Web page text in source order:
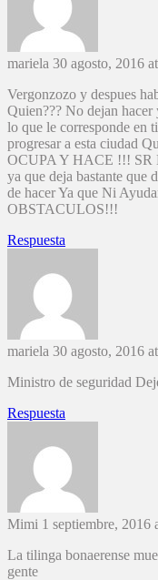
mariela 30 agosto, 2016
Vergonzozo y despues
Quien??? No dejan
lo que le corresponde en
progresar a esta ciudad
OCUPA Y HACE !!! SR
ya que deja bastante que
de hacer Ya que Ni
OBSTACULOS!!!
Respuesta
mariela 30 agosto, 2016
Ministro de seguridad
Respuesta
Mimi 1 septiembre, 2016
La tilinga bonaerense
gente